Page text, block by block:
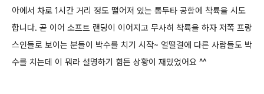
아에서 차로 1시간 거리 정도 떨어져 있는 통두타 공항에 착륙을 시도
합니다. 곧 이어 소프트 랜딩이 이어지고 무사히 착륙을 하자 저쪽 프랑
스인들로 보이는 분들이 박수를 치기 시작~ 얼떨결에 다른 사람들도 박
수를 치는데 이 뭐라 설명하기 힘든 상황이 재밌었어요 ^^